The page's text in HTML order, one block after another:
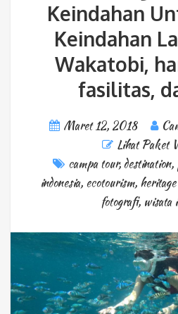
Keindahan
Keindahan
Wakatobi,
fasilitas,
Maret 12, 2018
Lihat Paket
campa tour,destination,
indonesia, ecotourism,
fotografi, wisata